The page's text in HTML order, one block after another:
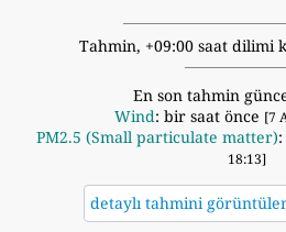
Tahmin, +09:00 saat dilimi
En son tahmin
Wind: bir saat önce [7
PM2.5 (Small particulate matter)
18:13]
detaylı tahmini